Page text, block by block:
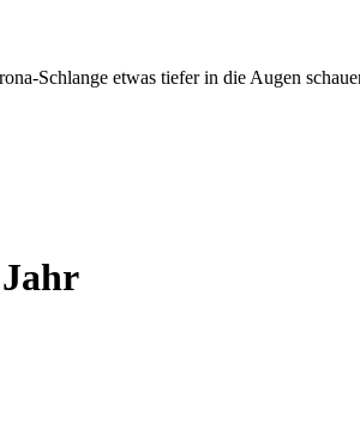
Schlange etwas tiefer in die Augen